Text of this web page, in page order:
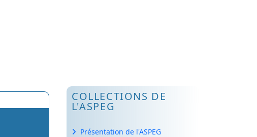
COLLECTIONS DE
L'ASPEG
Présentation de l'ASPEG